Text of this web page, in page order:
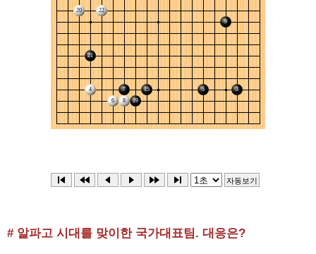
# 알파고 시대를 맞이한 국가대표팀. 대응은?